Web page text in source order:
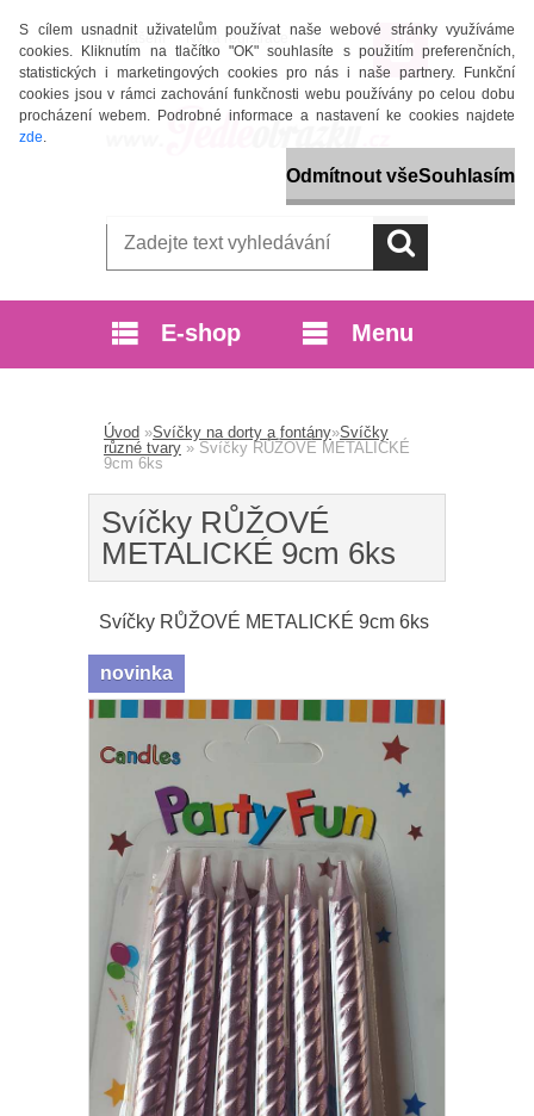
S cílem usnadnit uživatelům používat naše webové stránky využíváme
cookies. Kliknutím na tlačítko "OK" souhlasíte s použitím preferenčních,
statistických i marketingových cookies pro nás i naše partnery. Funkční
cookies jsou v rámci zachování funkčnosti webu používány po celou dobu
procházení webem. Podrobné informace a nastavení ke cookies najdete
zde.
Odmítnout všeSouhlasím
Přihlášení Nová registrace
E-shop Menu
Úvod »Svíčky na dorty a fontány»Svíčky
různé tvary » Svíčky RŮŽOVÉ METALICKÉ
9cm 6ks
Svíčky RŮŽOVÉ
METALICKÉ 9cm 6ks
Svíčky RŮŽOVÉ METALICKÉ 9cm 6ks
novinka